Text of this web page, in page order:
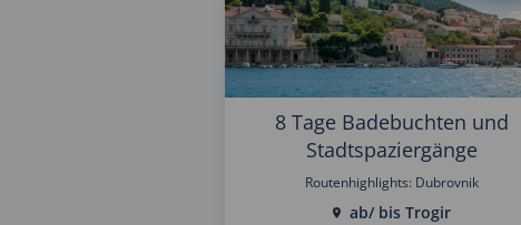
8 Tage Badebuchten und
Stadtspaziergänge
Routenhighlights: Dubrovnik
ab/ bis Trogir